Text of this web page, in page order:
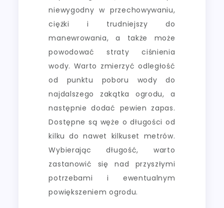
niewygodny w przechowywaniu,
ciężki i trudniejszy do
manewrowania, a także może
powodować straty ciśnienia
wody. Warto zmierzyć odległość
od punktu poboru wody do
najdalszego zakątka ogrodu, a
następnie dodać pewien zapas.
Dostępne są węże o długości od
kilku do nawet kilkuset metrów.
Wybierając długość, warto
zastanowić się nad przyszłymi
potrzebami i ewentualnym
powiększeniem ogrodu.